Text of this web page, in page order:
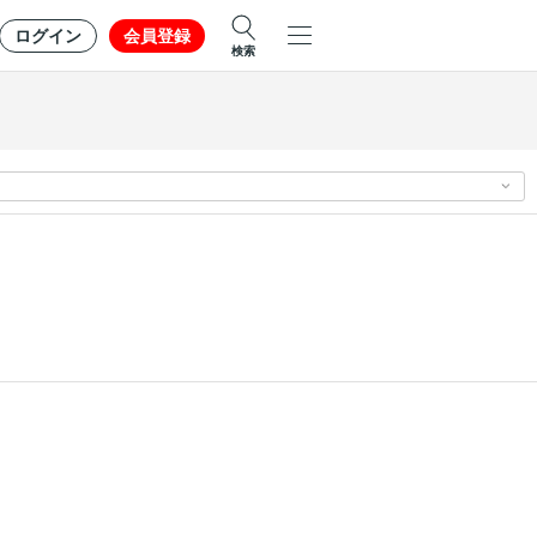
ログイン 会員登録
検索